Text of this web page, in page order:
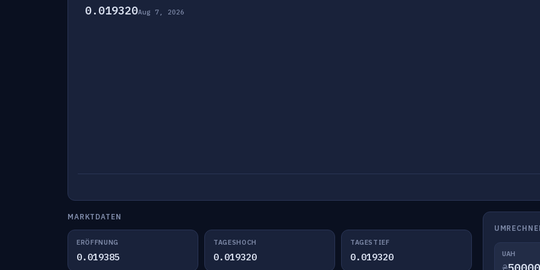
0.019320Aug 7, 2026
MARKTDATEN
ERÖFFNUNG
0.019385
TAGESHOCH
0.019320
TAGESTIEF
0.019320 UAH
₴